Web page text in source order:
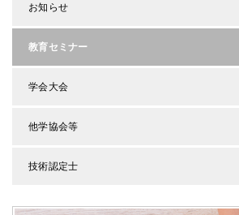
お知らせ
教育セミナー
学会大会
他学協会等
技術認定士